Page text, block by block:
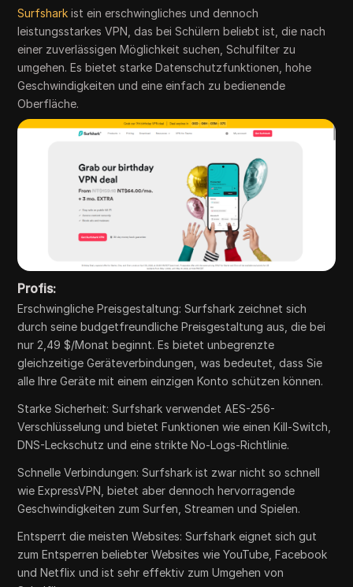
Surfshark ist ein erschwingliches und dennoch
leistungsstarkes VPN, das bei Schülern beliebt ist, die nach
einer zuverlässigen Möglichkeit suchen, Schulfilter zu
umgehen. Es bietet starke Datenschutzfunktionen, hohe
Geschwindigkeiten und eine einfach zu bedienende
Oberfläche.
Profis:
Erschwingliche Preisgestaltung: Surfshark zeichnet sich
durch seine budgetfreundliche Preisgestaltung aus, die bei
nur 2,49 $/Monat beginnt. Es bietet unbegrenzte
gleichzeitige Geräteverbindungen, was bedeutet, dass Sie
alle Ihre Geräte mit einem einzigen Konto schützen können.
Starke Sicherheit: Surfshark verwendet AES-256-
Verschlüsselung und bietet Funktionen wie einen Kill-Switch,
DNS-Leckschutz und eine strikte No-Logs-Richtlinie.
Schnelle Verbindungen: Surfshark ist zwar nicht so schnell
wie ExpressVPN, bietet aber dennoch hervorragende
Geschwindigkeiten zum Surfen, Streamen und Spielen.
Entsperrt die meisten Websites: Surfshark eignet sich gut
zum Entsperren beliebter Websites wie YouTube, Facebook
und Netflix und ist sehr effektiv zum Umgehen von